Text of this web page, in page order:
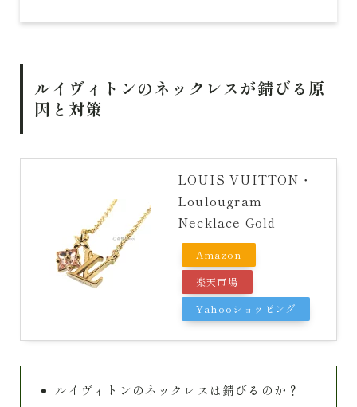
ルイヴィトンのネックレスが錆びる原
因と対策
LOUIS VUITTON・
Loulougram
Necklace Gold
Amazon
楽天市場
Yahooショッピング
ルイヴィトンのネックレスは錆びるのか？